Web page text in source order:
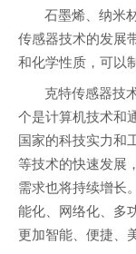
石墨烯、纳米
传感器技术的发展
和化学性质，可以
克特传感器技
个是计算机技术和
国家的科技实力和
等技术的快速发展
需求也将持续增长
能化、网络化、多
更加智能、便捷、